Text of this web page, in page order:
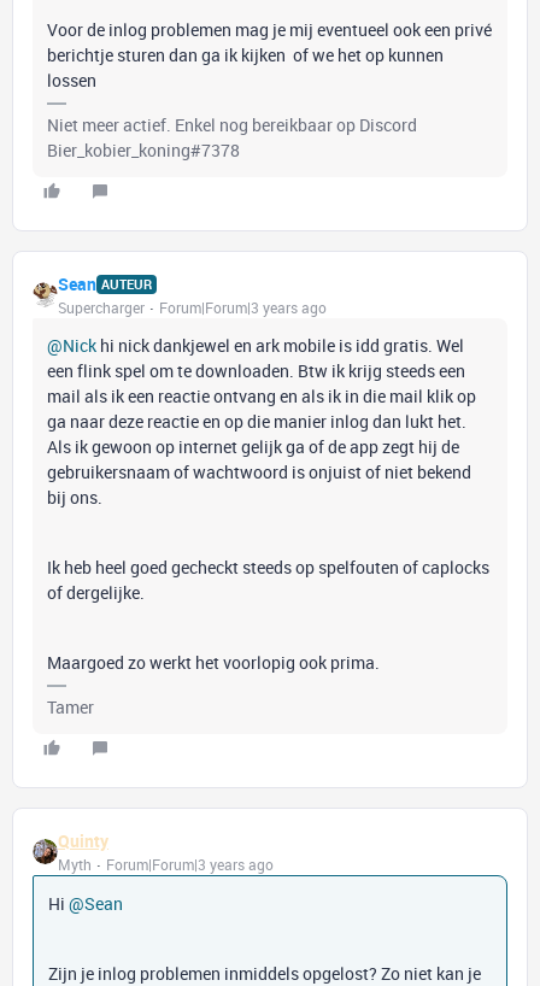
Voor de inlog problemen mag je mij eventueel ook een privé
berichtje sturen dan ga ik kijken of we het op kunnen
lossen
Niet meer actief. Enkel nog bereikbaar op Discord
Bier_kobier_koning#7378
Sean AUTEUR
Supercharger Forum|Forum|3 years ago
@Nick hi nick dankjewel en ark mobile is idd gratis. Wel
een flink spel om te downloaden. Btw ik krijg steeds een
mail als ik een reactie ontvang en als ik in die mail klik op
ga naar deze reactie en op die manier inlog dan lukt het.
Als ik gewoon op internet gelijk ga of de app zegt hij de
gebruikersnaam of wachtwoord is onjuist of niet bekend
bij ons.
Ik heb heel goed gecheckt steeds op spelfouten of caplocks
of dergelijke.
Maargoed zo werkt het voorlopig ook prima.
Tamer
Quinty
Myth Forum|Forum|3 years ago
Hi @Sean
Zijn je inlog problemen inmiddels opgelost? Zo niet kan je